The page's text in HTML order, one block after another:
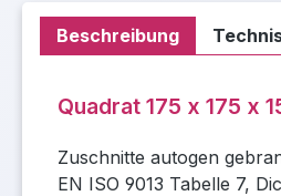
Beschreibung
Quadrat 175 x 175 x
Zuschnitte autogen
EN ISO 9013 Tabelle 7,